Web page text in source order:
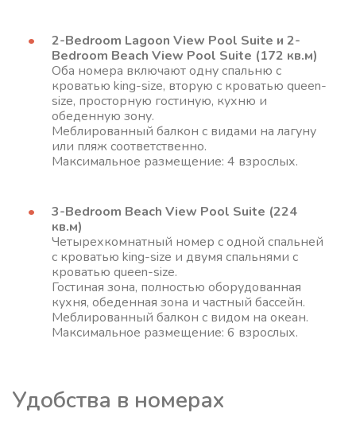
2-Bedroom Lagoon View Pool Suite и 2-
Bedroom Beach View Pool Suite (172 кв.м)
Оба номера включают одну спальню с
кроватью king-size, вторую с кроватью queen-
size, просторную гостиную, кухню и
обеденную зону.
Меблированный балкон с видами на лагуну
или пляж соответственно.
Максимальное размещение: 4 взрослых.
3-Bedroom Beach View Pool Suite (224
кв.м)
Четырехкомнатный номер с одной спальней
с кроватью king-size и двумя спальнями с
кроватью queen-size.
Гостиная зона, полностью оборудованная
кухня, обеденная зона и частный бассейн.
Меблированный балкон с видом на океан.
Максимальное размещение: 6 взрослых.
Удобства в номерах